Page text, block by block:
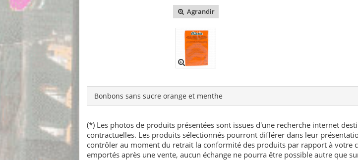
Agrandir
Bonbons sans sucre orange et menthe
(*) Les photos de produits présentées sont issues d'une recherche internet
contractuelles. Les produits sélectionnés pourront différer dans leur
contrôler au moment du retrait la conformité des produits par rapport à votre
emportés après une vente, aucun échange ne pourra être possible autre que